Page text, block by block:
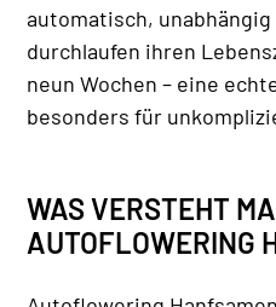
automatisch,
durchlaufen ihren
neun Wochen – eine
besonders für
WAS VERSTEHT
AUTOFLOWERING